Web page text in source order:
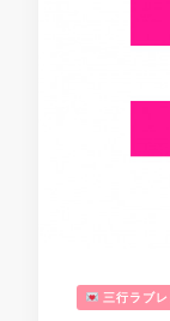
三行ラブ